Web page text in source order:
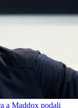
a Maddox podali